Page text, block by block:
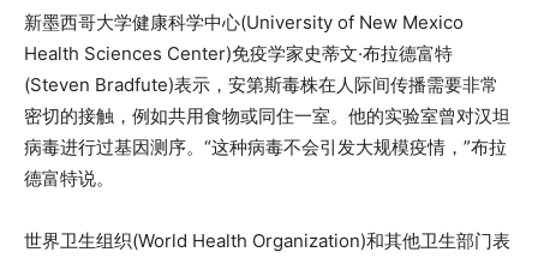
新墨西哥大学健康科学中心(University of New Mexico
Health Sciences Center)免疫学家史蒂文·布拉德富特
(Steven Bradfute)表示，安第斯毒株在人际间传播需要非常
密切的接触，例如共用食物或同住一室。他的实验室曾对汉坦
病毒进行过基因测序。“这种病毒不会引发大规模疫情，”布拉
德富特说。
世界卫生组织(World Health Organization)和其他卫生部门表